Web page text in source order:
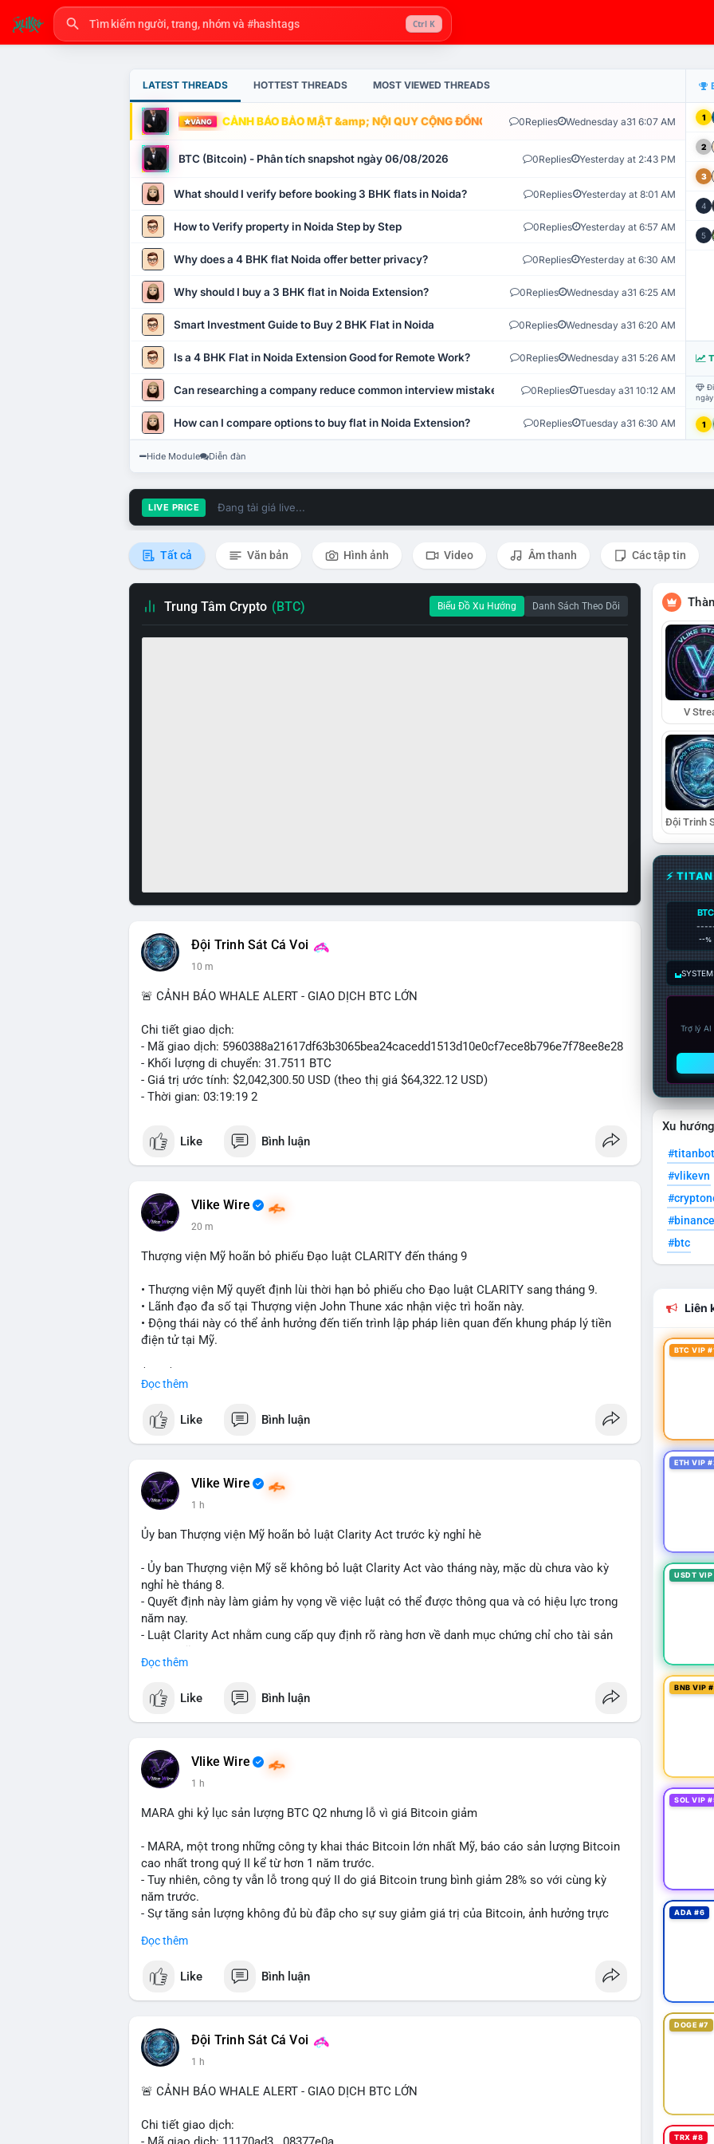
Ctrl K
LATEST THREADS HOTTEST THREADS MOST VIEWED THREADS
VÀNG CẢNH BÁO BẢO MẬT &amp; NỘI QUY CỘNG ĐỒNG VLIKE.VN: HỆ THỐNG GIÁM SÁT TỰ
0Replies Wednesday a31 6:07 AM
BTC (Bitcoin) - Phân tích snapshot ngày 06/08/2026 0Replies Yesterday at 2:43 PM
What should I verify before booking 3 BHK flats in Noida? 0Replies Yesterday at 8:01 AM
How to Verify property in Noida Step by Step 0Replies Yesterday at 6:57 AM
Why does a 4 BHK flat Noida offer better privacy? 0Replies Yesterday at 6:30 AM
Why should I buy a 3 BHK flat in Noida Extension? 0Replies Wednesday a31 6:25 AM
Smart Investment Guide to Buy 2 BHK Flat in Noida 0Replies Wednesday a31 6:20 AM
Is a 4 BHK Flat in Noida Extension Good for Remote Work? 0Replies Wednesday a31 5:26 AM
Can researching a company reduce common interview mistakes? 0Replies Tuesday a31 10:12 AM
How can I compare options to buy flat in Noida Extension? 0Replies Tuesday a31 6:30 AM
1
2
3
4
5
1
Hide Module Diễn đàn
LIVE PRICE Đang tải giá live...
Tất cả Văn bản Hình ảnh Video Âm thanh Các tập tin
Trung Tâm Crypto (BTC) Biểu Đồ Xu Hướng Danh Sách Theo Dõi
Đội Trinh Sát Cá Voi
10 m
🚨 CẢNH BÁO WHALE ALERT - GIAO DỊCH BTC LỚN
Chi tiết giao dịch:
- Mã giao dịch: 5960388a21617df63b3065bea24cacedd1513d10e0cf7ece8b796e7f78ee8e28
- Khối lượng di chuyển: 31.7511 BTC
- Giá trị ước tính: $2,042,300.50 USD (theo thị giá $64,322.12 USD)
- Thời gian: 03:19:19 2
Like Bình luận
Vlike Wire
21 m
Thượng viện Mỹ hoãn bỏ phiếu Đạo luật CLARITY đến tháng 9
• Thượng viện Mỹ quyết định lùi thời hạn bỏ phiếu cho Đạo luật CLARITY sang tháng 9.
• Lãnh đạo đa số tại Thượng viện John Thune xác nhận việc trì hoãn này.
• Động thái này có thể ảnh hưởng đến tiến trình lập pháp liên quan đến khung pháp lý tiền
điện tử tại Mỹ.
📰 Nguồn: Cointelegraph
Đọc thêm
Like Bình luận
Vlike Wire
1 h
Ủy ban Thượng viện Mỹ hoãn bỏ luật Clarity Act trước kỳ nghỉ hè
- Ủy ban Thượng viện Mỹ sẽ không bỏ luật Clarity Act vào tháng này, mặc dù chưa vào kỳ
nghỉ hè tháng 8.
- Quyết định này làm giảm hy vọng về việc luật có thể được thông qua và có hiệu lực trong
năm nay.
- Luật Clarity Act nhằm cung cấp quy định rõ ràng hơn về danh mục chứng chỉ cho tài sản
- Sự trì hoãn có thể ảnh hưởng đến sự tin tưởng của nhà đầu tư và phát triển thị trường
$btc $eth
#vlikevn
📰 Nguồn: CoinDesk
Đọc thêm
Like Bình luận
Vlike Wire
1 h
MARA ghi kỷ lục sản lượng BTC Q2 nhưng lỗ vì giá Bitcoin giảm
- MARA, một trong những công ty khai thác Bitcoin lớn nhất Mỹ, báo cáo sản lượng Bitcoin
cao nhất trong quý II kể từ hơn 1 năm trước.
- Tuy nhiên, công ty vẫn lỗ trong quý II do giá Bitcoin trung bình giảm 28% so với cùng kỳ
năm trước.
- Sự tăng sản lượng không đủ bù đắp cho sự suy giảm giá trị của Bitcoin, ảnh hưởng trực
#vlikevn #titanbot
📰 Nguồn: Cointelegraph
Đọc thêm
Like Bình luận
Đội Trinh Sát Cá Voi
1 h
🚨 CẢNH BÁO WHALE ALERT - GIAO DỊCH BTC LỚN
Chi tiết giao dịch:
V
⚡
BTC
--%
Trợ lý
Xu
#titanbot
#vlikevn
#btc
Liên
BTC VIP
ETH VIP
USDT
BNB VIP
SOL VIP
ADA #6
DOGE #7
TRX #8